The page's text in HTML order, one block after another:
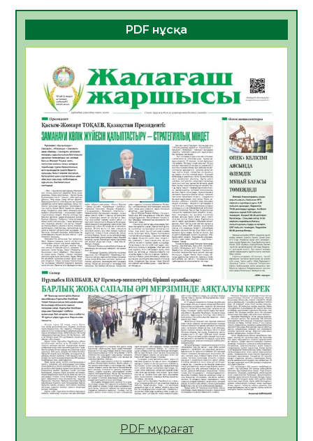
06.08.2026
39 0
ҚҰРЫЛТАЙ САЙЛАУЫ – БОЛАШАҚҚА
БАСТАР ЖАУАПТЫ ТАҢДАУ
06.08.2026
Инфекциялық ауруларға қарсы иммундау
жұмыстарының тиімділігі
06.08.2026
44
Көкжөтел ауруы туралы
06.08.2026
39
АПВ вакцинасы туралы мәлімет
06.08.2026
39
Open Air: Қызылорда облысы полиция
департаменті 20 мыңнан астам
көрерменнің қауіпсіздігін қамтамасыз етті
06.08.2026
51
ҚЫЗЫЛОРДАДА «САНАЛЫ ҰРПАҚ –
ЖАРҚЫН БОЛАШАҚ» АТТЫ КЕҢЕЙТІЛГЕН
МӘЖІЛІС ӨТТІ
05.08.2026
52
Қазақстан Орталық Азиядағы көшуге ең
PDF нұсқа
PDF мұрағат